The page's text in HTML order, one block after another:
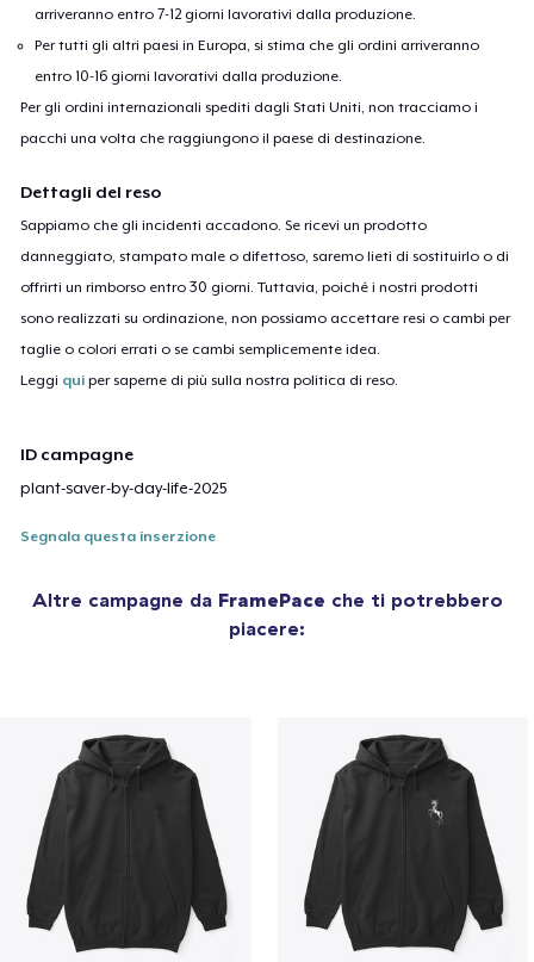
arriveranno entro 7-12 giorni lavorativi dalla produzione.
Per tutti gli altri paesi in Europa, si stima che gli ordini arriveranno
entro 10-16 giorni lavorativi dalla produzione.
Per gli ordini internazionali spediti dagli Stati Uniti, non tracciamo i
pacchi una volta che raggiungono il paese di destinazione.
Dettagli del reso
Sappiamo che gli incidenti accadono. Se ricevi un prodotto
danneggiato, stampato male o difettoso, saremo lieti di sostituirlo o di
offrirti un rimborso entro 30 giorni. Tuttavia, poiché i nostri prodotti
sono realizzati su ordinazione, non possiamo accettare resi o cambi per
taglie o colori errati o se cambi semplicemente idea.
Leggi qui per saperne di più sulla nostra politica di reso.
ID campagne
plant-saver-by-day-life-2025
Segnala questa inserzione
Altre campagne da FramePace che ti potrebbero
piacere: